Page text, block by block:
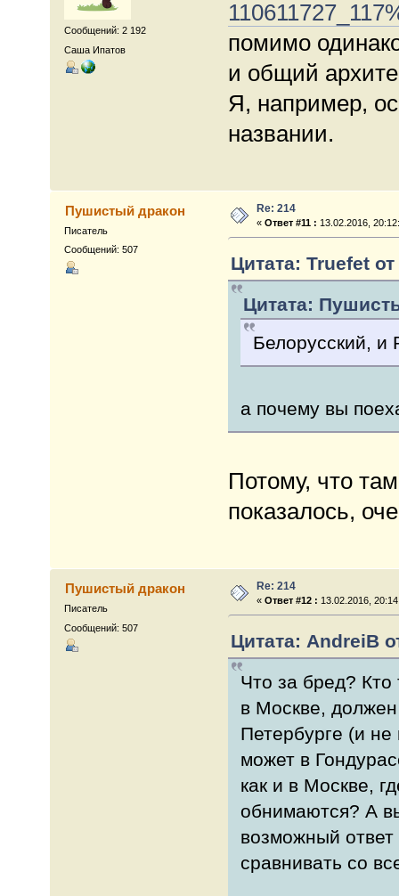
Сообщений: 2 192
Саша Ипатов
помимо
и общий
Я, например,
названии.
Пушистый дракон
Писатель
Сообщений: 507
Re: 214
«Ответ #11 : 13.02.2016,
Цитата: Truefet
Цитата:
Белорусский, и
а почему вы
Потому, что
показалось,
Пушистый дракон
Писатель
Сообщений: 507
Re: 214
«Ответ #12 : 13.02.2016,
Цитата: AndreiB
Что за бред? Кто
в Москве,
Петербурге (и
может в
как и в Москве,
обнимаются? А
возможный
сравнивать со